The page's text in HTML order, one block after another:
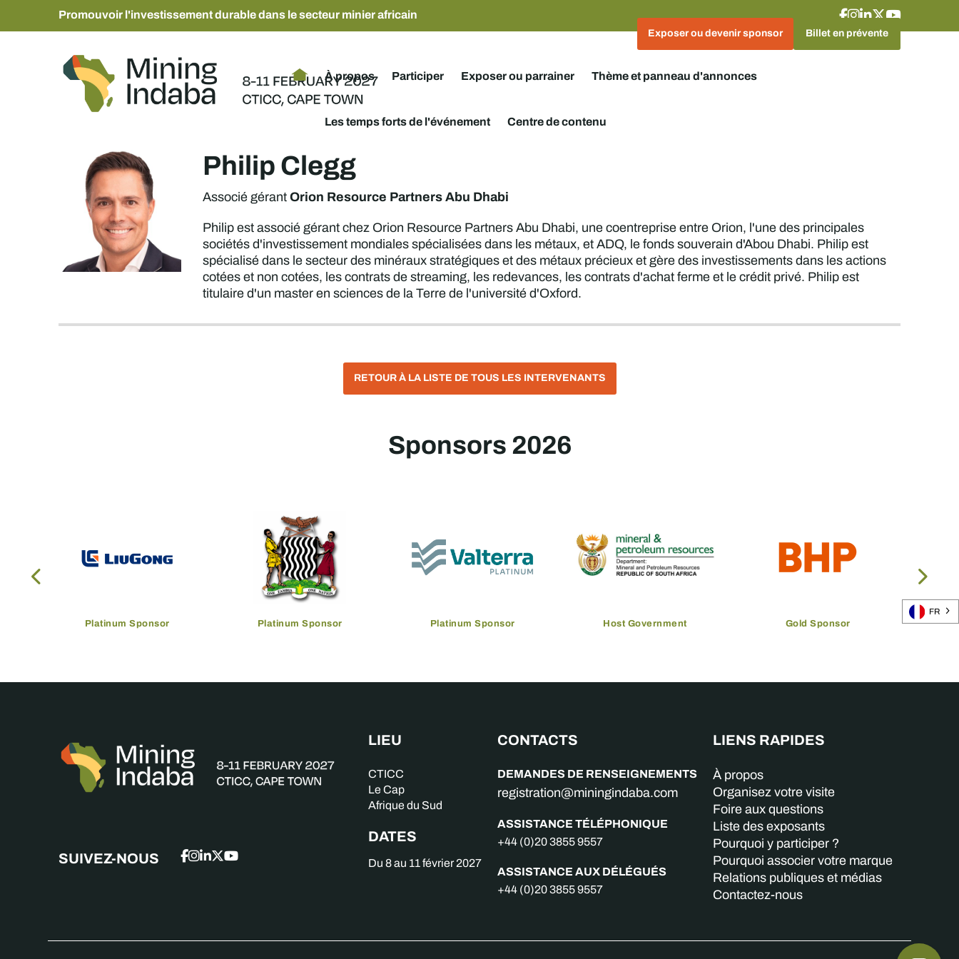
Promouvoir l'investissement durable dans le secteur minier africain
Exposer ou devenir sponsor Billet en prévente
À propos Participer Exposer ou parrainer Thème et panneau d'annonces
Les temps forts de l'événement Centre de contenu
Philip Clegg
Associé gérantOrion Resource Partners Abu Dhabi
Philip est associé gérant chez Orion Resource Partners Abu Dhabi, une coentreprise entre Orion, l'une des principales
sociétés d'investissement mondiales spécialisées dans les métaux, et ADQ, le fonds souverain d'Abou Dhabi. Philip est
spécialisé dans le secteur des minéraux stratégiques et des métaux précieux et gère des investissements dans les actions
cotées et non cotées, les contrats de streaming, les redevances, les contrats d'achat ferme et le crédit privé. Philip est
titulaire d'un master en sciences de la Terre de l'université d'Oxford.
RETOUR À LA LISTE DE TOUS LES INTERVENANTS
Sponsors 2026
Platinum Sponsor Platinum Sponsor Platinum Sponsor Host Government Gold Sponsor
LIEU
CTICC
Le Cap
Afrique du Sud
DATES
Du 8 au 11 février 2027
CONTACTS
DEMANDES DE RENSEIGNEMENTS
registration@miningindaba.com
ASSISTANCE TÉLÉPHONIQUE
+44 (0)20 3855 9557
ASSISTANCE AUX DÉLÉGUÉS
+44 (0)20 3855 9557
LIENS RAPIDES
À propos
Organisez votre visite
Foire aux questions
Liste des exposants
Pourquoi y participer ?
Pourquoi associer votre marque
Relations publiques et médias
Contactez-nous
SUIVEZ-NOUS
FR